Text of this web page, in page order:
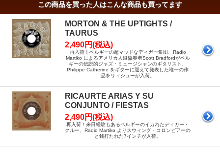
この商品を買った人はこんな商品も買ってます
MORTON & THE UPTIGHTS /
TAURUS
2,490円(税込)
再入荷！ベルギーの超マッドなディガー集団、Radio
Martiko によるアメリカ人鍵盤奏者Scott Bradfordがベル
ギーの伝説的ジャズ・ミュージシャンのギタリスト、
Philippe Catherine をギターに迎えて発表した唯一の作
品をリィシューが入荷。
RICAURTE ARIAS Y SU
CONJUNTO / FIESTAS
2,490円(税込)
再入荷！来日経験もあるベルギーのイカれたディガー・
クルー、Radio Martiko よりスウィング・コロンビアーの
と銘打たれた7インチが入荷。